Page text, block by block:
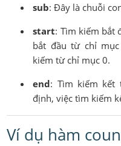
sub: Đây là chuỗi
start: Tìm kiếm bắt
bắt đầu từ chỉ
kiếm từ chỉ mục 0.
end: Tìm kiếm kết
định, việc tìm kiếm
Ví dụ hàm